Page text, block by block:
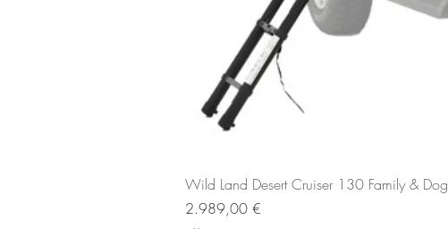
Wild Land Desert Cruiser 130 Family & Dog
Preis
2.989,00 €